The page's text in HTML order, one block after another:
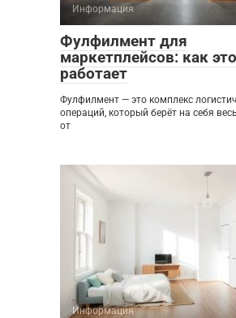
Информация
Фулфилмент для
маркетплейсов: как это
работает
Фулфилмент — это комплекс
операций, который берёт на себя
от
Информация